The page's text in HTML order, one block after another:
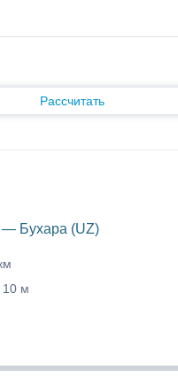
Рассчитать
— Бухара (UZ)
10 м